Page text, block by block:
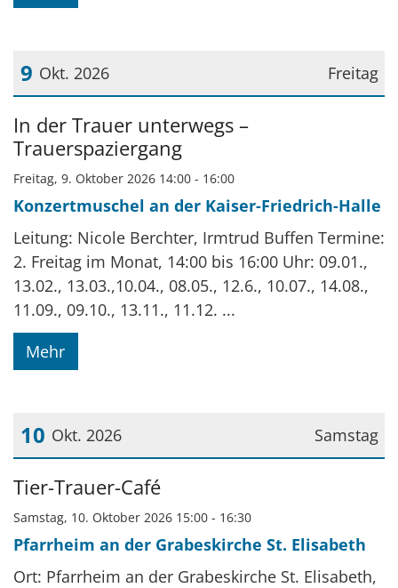
Freitag
9 Okt. 2026
Datum: 9. Oktober 2026
In der Trauer unterwegs –
Trauerspaziergang
Freitag, 9. Oktober 2026 14:00 - 16:00
Konzertmuschel an der Kaiser-Friedrich-Halle
Leitung: Nicole Berchter, Irmtrud Buffen Termine:
2. Freitag im Monat, 14:00 bis 16:00 Uhr: 09.01.,
13.02., 13.03.,10.04., 08.05., 12.6., 10.07., 14.08.,
11.09., 09.10., 13.11., 11.12. ...
Mehr
Samstag
10 Okt. 2026
Datum: 10. Oktober 2026
Tier-Trauer-Café
Samstag, 10. Oktober 2026 15:00 - 16:30
Pfarrheim an der Grabeskirche St. Elisabeth
Ort: Pfarrheim an der Grabeskirche St. Elisabeth,